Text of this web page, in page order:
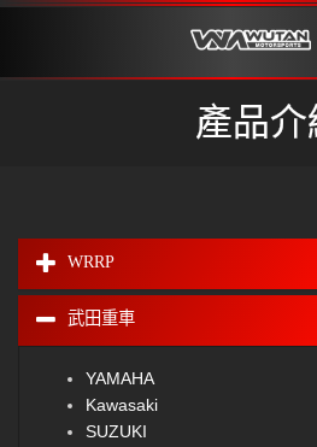
產品介
WRRP
武田重車
YAMAHA
Kawasaki
SUZUKI